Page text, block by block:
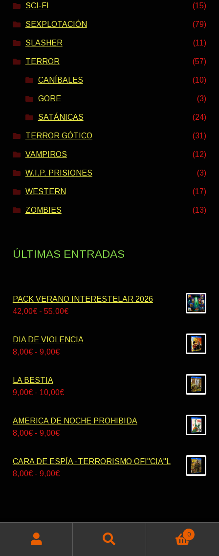
SCI-FI (15)
SEXPLOTACIÓN (79)
SLASHER (11)
TERROR (57)
CANÍBALES (10)
GORE (3)
SATÁNICAS (24)
TERROR GÓTICO (31)
VAMPIROS (12)
W.I.P. PRISIONES (3)
WESTERN (17)
ZOMBIES (13)
ÚLTIMAS ENTRADAS
PACK VERANO INTERESTELAR 2026
42,00€ - 55,00€Rango
precios:
DIA DE VIOLENCIA
8,00€ - 9,00€Rango
desde
9,00€
LA BESTIA
9,00€ - 10,00€Rango
precios:
10,00€
AMERICA DE NOCHE PROHIBIDA
8,00€ - 9,00€Rango
precios:
desde
CARA DE ESPÍA -TERRORISMO OFI"CIA"L
8,00€ - 9,00€Rango
8,00€
© Miskatonik Videos 2026
Buscar
0